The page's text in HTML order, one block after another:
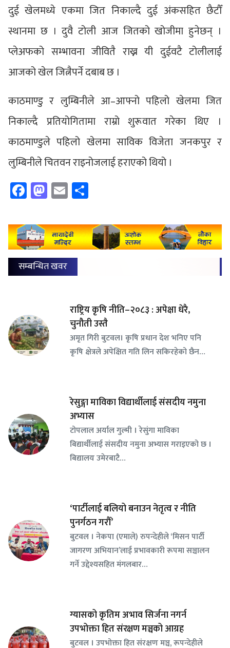
दुई खेलमध्ये एकमा जित निकाल्दै दुई अंकसहित छैटौँ
स्थानमा छ । दुवै टोली आज जितको खोजीमा हुनेछन् ।
प्लेअफको सम्भावना जीवितै राख्न यी दुईवटै टोलीलाई
आजको खेल जित्नैपर्ने दबाब छ ।
काठमाण्डु र लुम्बिनीले आ–आफ्नो पहिलो खेलमा जित
निकाल्दै प्रतियोगितामा राम्रो शुरूवात गरेका थिए ।
काठमाण्डुले पहिलो खेलमा साविक विजेता जनकपुर र
लुम्बिनीले चितवन राइनोजलाई हराएको थियो ।
Facebook
Mastodon
Email
सम्बन्धित खवर
राष्ट्रिय कृषि नीति–२०८३ : अपेक्षा धेरै,
चुनौती उस्तै
अमृत गिरी बुटवल। कृषि प्रधान देश भनिए पनि
कृषि क्षेत्रले अपेक्षित गति लिन सकिरहेको छैन…
रेसुङ्गा माविका विद्यार्थीलाई संसदीय नमुना
अभ्यास
टोपलाल अर्याल गुल्मी । रेसुंगा माविका
बिद्यार्थीलाई संसदीय नमुना अभ्यास गराइएको छ ।
बिद्यालय उमेरबाटै…
‘पार्टीलाई बलियो बनाउन नेतृत्व र नीति
पुनर्गठन गरौँ’
बुटवल । नेकपा (एमाले) रुपन्देहीले ‘मिसन पार्टी
जागरण अभियान’लाई प्रभावकारी रूपमा सञ्चालन
गर्ने उद्देश्यसहित मंगलबार…
ग्यासको कृतिम अभाव सिर्जना नगर्न
उपभोक्ता हित संरक्षण मञ्चको आग्रह
बुटवल । उपभोक्ता हित संरक्षण मञ्च, रूपन्देहीले